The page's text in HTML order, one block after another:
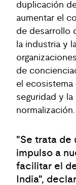
duplicación
aumentar el
de desarrollo
la industria y
de
el ecosistema
seguridad y
normalización.
"Se trata de
impulso a
facilitar el
India",